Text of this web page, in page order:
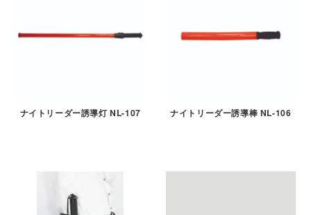
ナイトリーダー誘導灯 NL-107 ナイトリーダー誘導棒 NL-106